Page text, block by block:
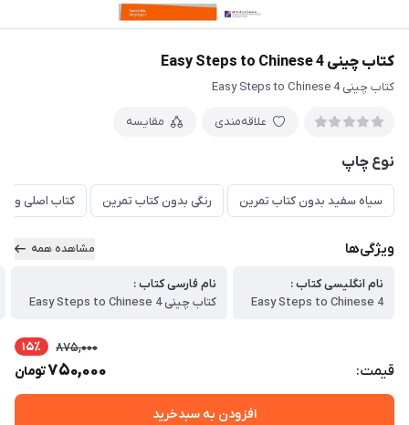
کتاب چینی Easy Steps to Chinese 4
کتاب چینی Easy Steps to Chinese 4
علاقه‌مندی مقایسه
نوع چاپ
سیاه سفید بدون کتاب تمرین رنگی بدون کتاب تمرین کتاب اصلی و
ویژگی‌ها مشاهده همه
نام انگلیسی کتاب :
Easy Steps to Chinese 4
نام فارسی کتاب :
کتاب چینی Easy Steps to Chinese 4
قیمت:
875,000 15٪
750,000تومان
افزودن به سبدخرید